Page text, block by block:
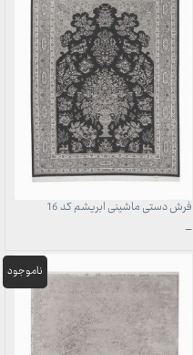
فرش دستی ماشینی ابریشم کد 16
–محدوده
1,707,000 تومان
49,700,000 تومان